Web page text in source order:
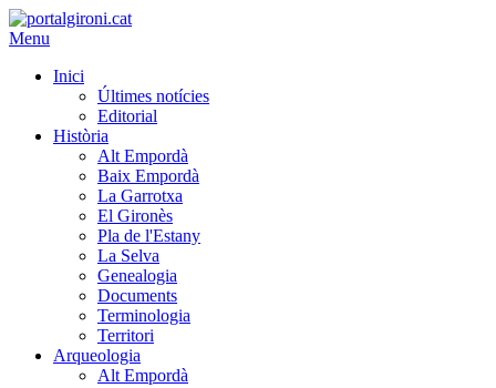
Menu
Inici
Últimes notícies
Editorial
Història
Alt Empordà
Baix Empordà
La Garrotxa
El Gironès
Pla de l'Estany
La Selva
Genealogia
Documents
Terminologia
Territori
Arqueologia
Alt Empordà